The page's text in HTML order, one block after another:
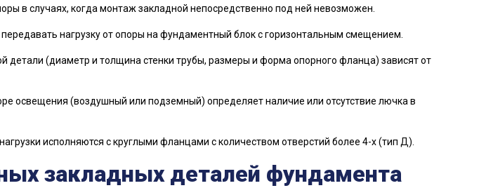
в случаях, когда монтаж закладной непосредственно под ней невозможен.
нагрузку от опоры на фундаментный блок с горизонтальным смещением.
детали (диаметр и толщина стенки трубы, размеры и форма опорного фланца) зависят от
освещения (воздушный или подземный) определяет наличие или отсутствие лючка в
исполняются с круглыми фланцами с количеством отверстий более 4-х (тип Д).
закладных деталей фундамента